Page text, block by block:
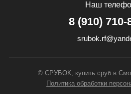
Наш
8 (910) 710-
© СРУБОК, купить сруб в
Политика обработки